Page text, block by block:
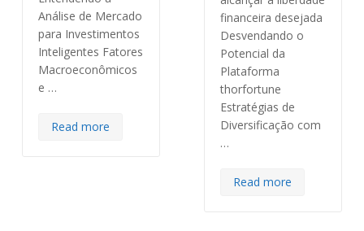
Análise de Mercado
para Investimentos
Inteligentes Fatores
Macroeconômicos
e …
Read more
financeira desejada
Desvendando o
Potencial da
Plataforma
thorfortune
Estratégias de
Diversificação com
…
Read more